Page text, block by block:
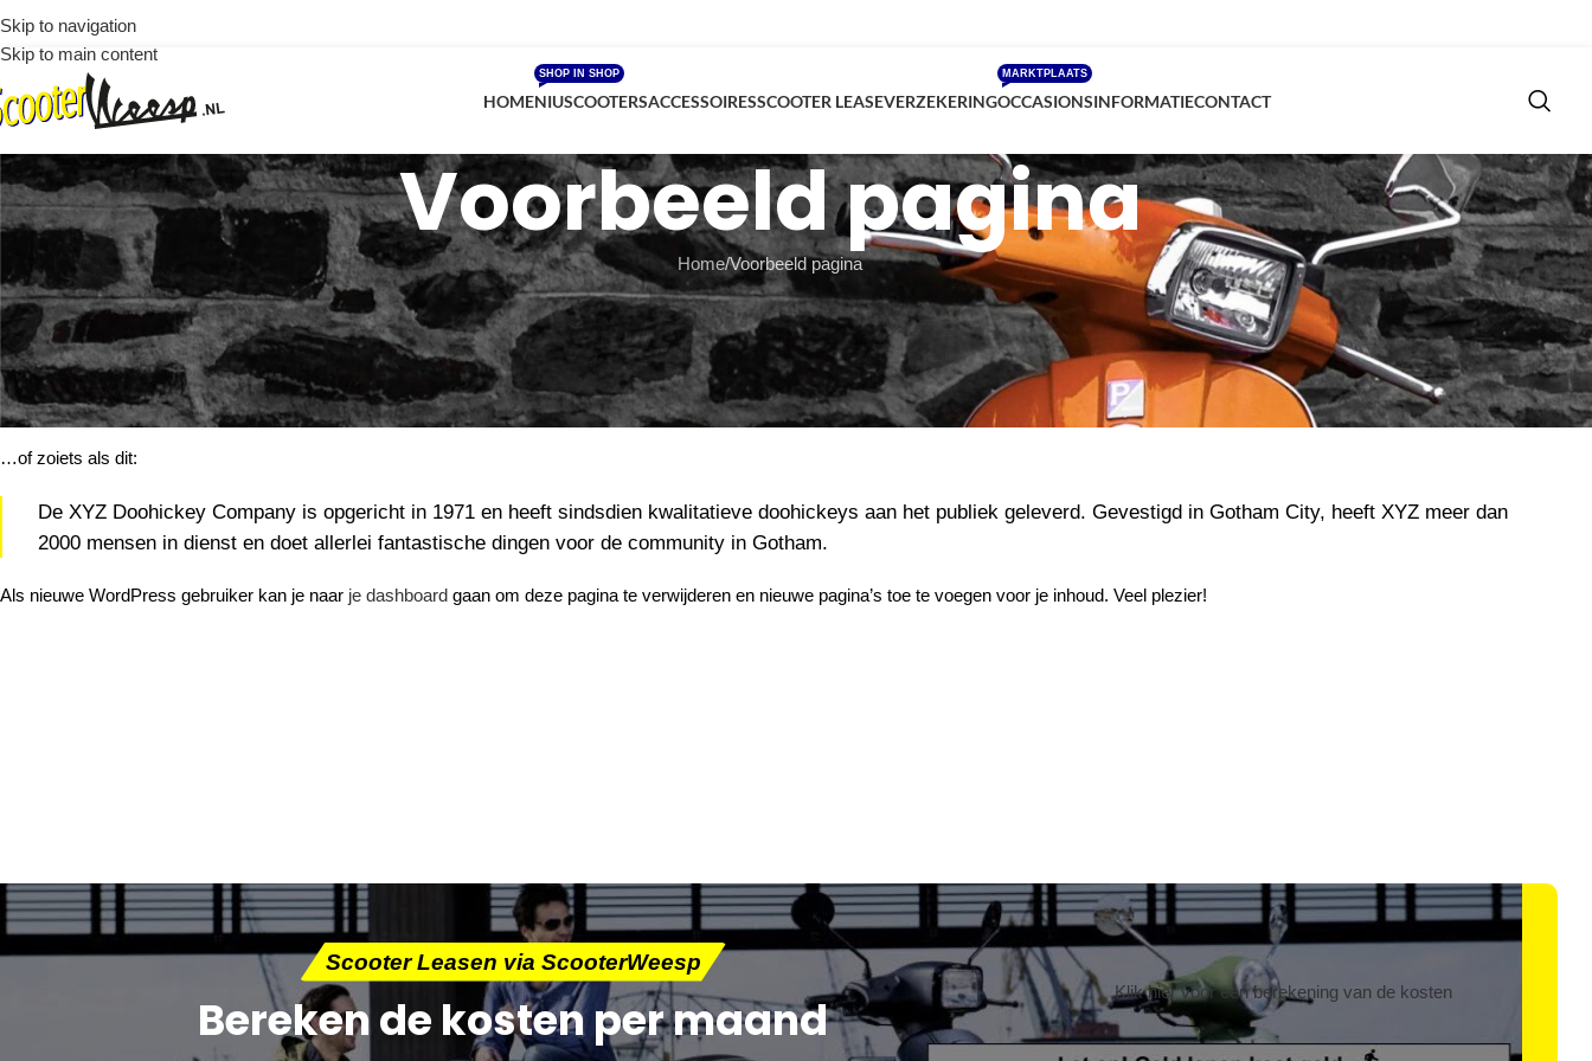
Skip to navigation
Skip to main content
HOMENIU
SHOP IN SHOP
SCOOTERSACCESSOIRESSCOOTER LEASEVERZEKERINGOCCASIONS
MARKTPLAATS
INFORMATIECONTACT
Voorbeeld pagina
Home Voorbeeld pagina
Dit is een voorbeeldpagina. Het is anders dan een blog bericht omdat het op één plek blijft en tevoorschijn komt in je site navigatie (in de meeste thema’s). De meeste mensen starten met een Over
pagina dat hen voorstelt aan potentiële site bezoekers. Het zou iets als dit kunnen zeggen:
Hoi daar! Ik ben een fietskoerier in het dagelijks leven en een beginnende acteur in de avonduren, en dit is mijn site. Ik leef in Los Angeles, heb een leuke hond genaamd
Jack en ik hou van piña coladas. (En overvallen worden door de regen.)
…of zoiets als dit:
De XYZ Doohickey Company is opgericht in 1971 en heeft sindsdien kwalitatieve doohickeys aan het publiek geleverd. Gevestigd in Gotham City, heeft XYZ meer dan
2000 mensen in dienst en doet allerlei fantastische dingen voor de community in Gotham.
Als nieuwe WordPress gebruiker kan je naar je dashboard gaan om deze pagina te verwijderen en nieuwe pagina’s toe te voegen voor je inhoud. Veel plezier!
Scooter Leasen via ScooterWeesp
Bereken de kosten per maand Klik hier voor een berekening van de kosten